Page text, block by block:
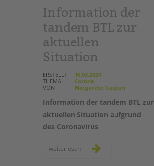
notbetreuung
oder
virtuell:
die
pädagogische
arbeit
geht
weiter!
Information der
tandem BTL zur
aktuellen
Situation
ERSTELLT
16.03.2020
THEMA
Corona
VON
Margarete Caspari
Information der tandem BTL zur
aktuellen Situation aufgrund
des Coronavirus
weiterlesen information